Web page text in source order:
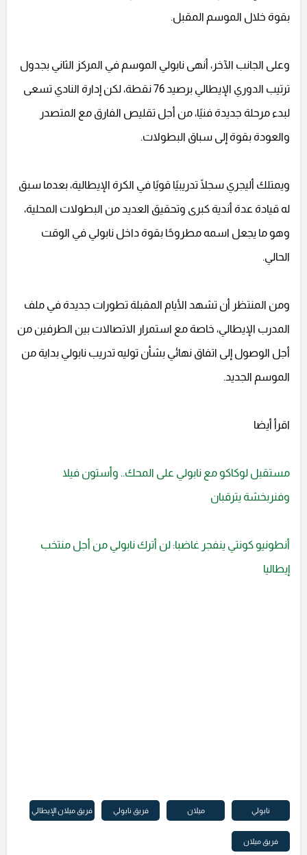
بقوة خلال الموسم المقبل.
وعلى الجانب الآخر، أنهى نابولي الموسم في المركز الثاني بجدول
ترتيب الدوري الإيطالي برصيد 76 نقطة، لكن إدارة النادي تسعى
لبدء مرحلة جديدة فنيًا، من أجل تقليص الفارق مع المتصدر
والعودة بقوة إلى سباق البطولات.
ويمتلك أليجري سجلًا تدريبيًا قويًا في الكرة الإيطالية، بعدما سبق
له قيادة عدة أندية كبرى وتحقيق العديد من البطولات المحلية،
وهو ما يجعل اسمه مطروحًا بقوة داخل نابولي في الوقت
الحالي.
ومن المنتظر أن تشهد الأيام المقبلة تطورات جديدة في ملف
المدرب الإيطالي، خاصة مع استمرار الاتصالات بين الطرفين من
أجل الوصول إلى اتفاق نهائي بشأن توليه تدريب نابولي بداية من
الموسم الجديد.
اقرأ أيضا
مستقبل لوكاكو مع نابولي على المحك.. وأستون فيلا
وفنربخشة يترقبان
أنطونيو كونتي ينفجر غاضبا: لن أترك نابولي من أجل منتخب
إيطاليا
نابولي ميلان فريق نابولي فريق ميلان الإيطالي
فريق ميلان